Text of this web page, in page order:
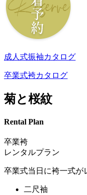
成人式振袖カタログ
卒業式袴カタログ
菊と桜紋
Rental Plan
卒業袴
レンタルプラン
卒業式当日に袴一式が
二尺袖